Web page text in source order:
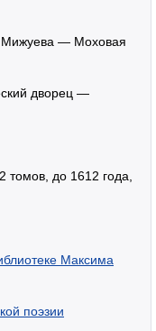
— Моховая
дворец —
томов, до 1612 года,
Максима
поэзии